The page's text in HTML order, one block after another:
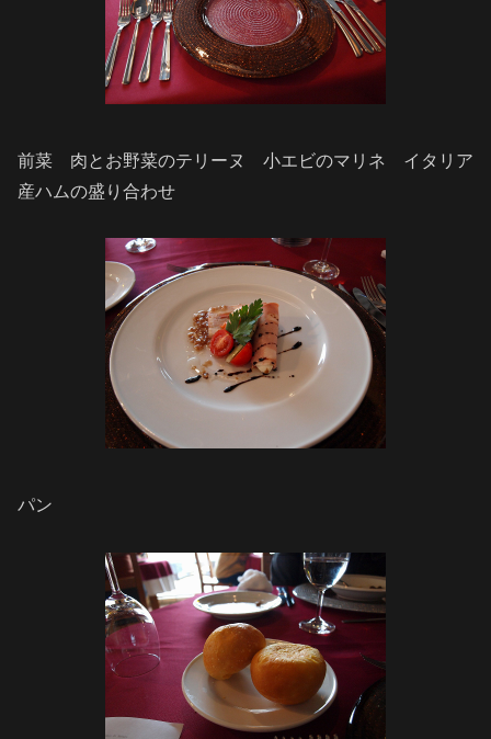
前菜 肉とお野菜のテリーヌ 小エビのマリネ イタリア
産ハムの盛り合わせ
パン